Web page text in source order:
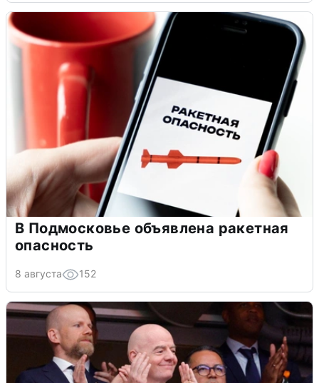
В Подмосковье объявлена ракетная
опасность
8 августа 152